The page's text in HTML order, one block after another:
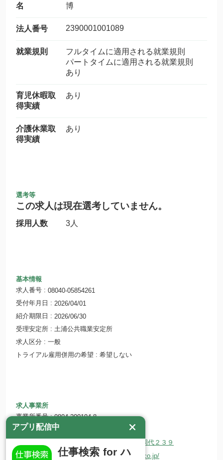
名
博
法人番号 2390001001089
就業規則
フルタイムに適用される就業規則
パートタイムに適用される就業規則
あり
育児休暇取
得実績
あり
介護休業取
得実績
あり
選考等
この求人は現在選考していません。
採用人数 3人
基本情報
求人番号
08040-05854261
受付年月日
2026/04/01
紹介期限日
2026/06/30
受理安定所
土浦公共職業安定所
求人区分
一般
トライアル雇用併用の希望
希望しない
求人事業所
事業所番号
0804-200194-8
事業所名
第一貨物株式会社 土浦支店
〒300-0811 茨城県土浦市上高津字岡代２３９
ホームページ
https://www.daiichi-kamotsu.co.jp/
アプリ配信中
仕事検索 for ハ